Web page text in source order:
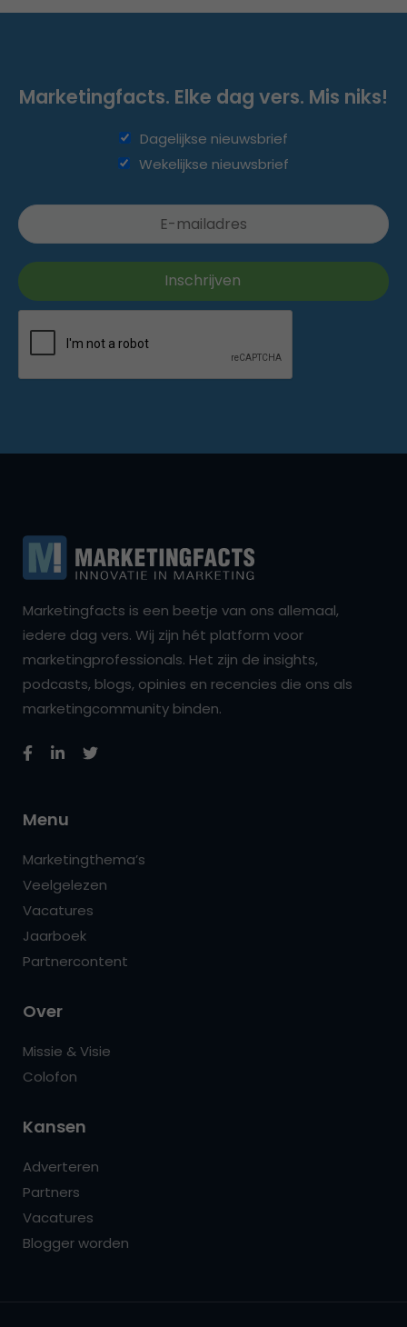
Marketingfacts. Elke dag vers. Mis niks!
Dagelijkse nieuwsbrief
Wekelijkse nieuwsbrief
Marketingfacts is een beetje van ons allemaal,
iedere dag vers. Wij zijn hét platform voor
marketingprofessionals. Het zijn de insights,
podcasts, blogs, opinies en recencies die ons als
marketingcommunity binden.
Menu
Marketingthema’s
Veelgelezen
Vacatures
Jaarboek
Partnercontent
Over
Missie & Visie
Colofon
Kansen
Adverteren
Partners
Vacatures
Blogger worden